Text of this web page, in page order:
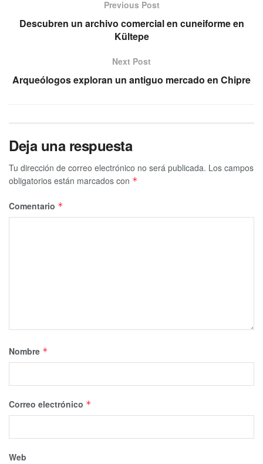
Previous Post
Descubren un archivo comercial en cuneiforme en
Kültepe
Next Post
Arqueólogos exploran un antiguo mercado en Chipre
Deja una respuesta
Tu dirección de correo electrónico no será publicada. Los campos
obligatorios están marcados con *
Comentario *
Nombre *
Correo electrónico *
Web